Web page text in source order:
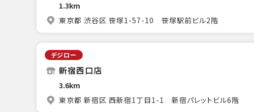
1.3km
東京都 渋谷区 笹塚1-57-10 笹塚駅前ビル2階
デジロー
新宿西口店
3.6km
東京都 新宿区 西新宿1丁目1-1 新宿パレットビル6階